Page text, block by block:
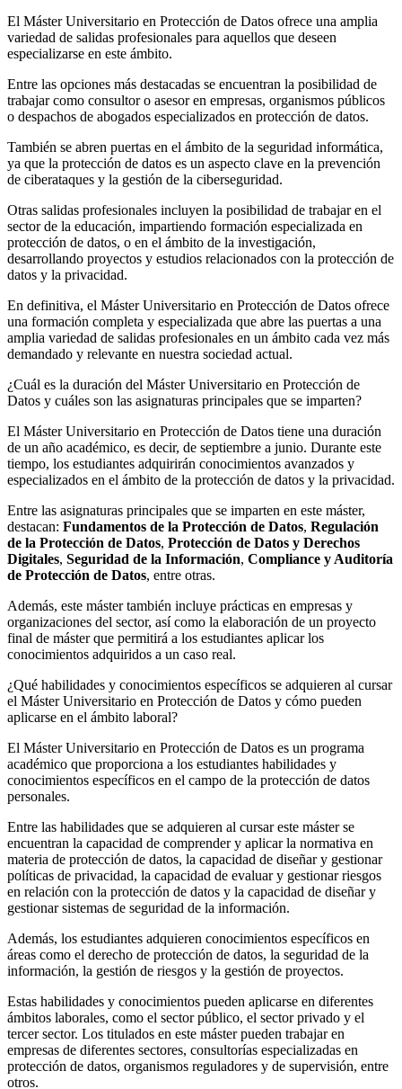
El Máster Universitario en Protección de Datos ofrece una amplia
variedad de salidas profesionales para aquellos que deseen
especializarse en este ámbito.
Entre las opciones más destacadas se encuentran la posibilidad de
trabajar como consultor o asesor en empresas, organismos públicos
o despachos de abogados especializados en protección de datos.
También se abren puertas en el ámbito de la seguridad informática,
ya que la protección de datos es un aspecto clave en la prevención
de ciberataques y la gestión de la ciberseguridad.
Otras salidas profesionales incluyen la posibilidad de trabajar en el
sector de la educación, impartiendo formación especializada en
protección de datos, o en el ámbito de la investigación,
desarrollando proyectos y estudios relacionados con la protección de
datos y la privacidad.
En definitiva, el Máster Universitario en Protección de Datos ofrece
una formación completa y especializada que abre las puertas a una
amplia variedad de salidas profesionales en un ámbito cada vez más
demandado y relevante en nuestra sociedad actual.
¿Cuál es la duración del Máster Universitario en Protección de
Datos y cuáles son las asignaturas principales que se imparten?
El Máster Universitario en Protección de Datos tiene una duración
de un año académico, es decir, de septiembre a junio. Durante este
tiempo, los estudiantes adquirirán conocimientos avanzados y
especializados en el ámbito de la protección de datos y la privacidad.
Entre las asignaturas principales que se imparten en este máster,
destacan: Fundamentos de la Protección de Datos, Regulación
de la Protección de Datos, Protección de Datos y Derechos
Digitales, Seguridad de la Información, Compliance y Auditoría
de Protección de Datos, entre otras.
Además, este máster también incluye prácticas en empresas y
organizaciones del sector, así como la elaboración de un proyecto
final de máster que permitirá a los estudiantes aplicar los
conocimientos adquiridos a un caso real.
¿Qué habilidades y conocimientos específicos se adquieren al cursar
el Máster Universitario en Protección de Datos y cómo pueden
aplicarse en el ámbito laboral?
El Máster Universitario en Protección de Datos es un programa
académico que proporciona a los estudiantes habilidades y
conocimientos específicos en el campo de la protección de datos
personales.
Entre las habilidades que se adquieren al cursar este máster se
encuentran la capacidad de comprender y aplicar la normativa en
materia de protección de datos, la capacidad de diseñar y gestionar
políticas de privacidad, la capacidad de evaluar y gestionar riesgos
en relación con la protección de datos y la capacidad de diseñar y
gestionar sistemas de seguridad de la información.
Además, los estudiantes adquieren conocimientos específicos en
áreas como el derecho de protección de datos, la seguridad de la
información, la gestión de riesgos y la gestión de proyectos.
Estas habilidades y conocimientos pueden aplicarse en diferentes
ámbitos laborales, como el sector público, el sector privado y el
tercer sector. Los titulados en este máster pueden trabajar en
empresas de diferentes sectores, consultorías especializadas en
protección de datos, organismos reguladores y de supervisión, entre
otros.